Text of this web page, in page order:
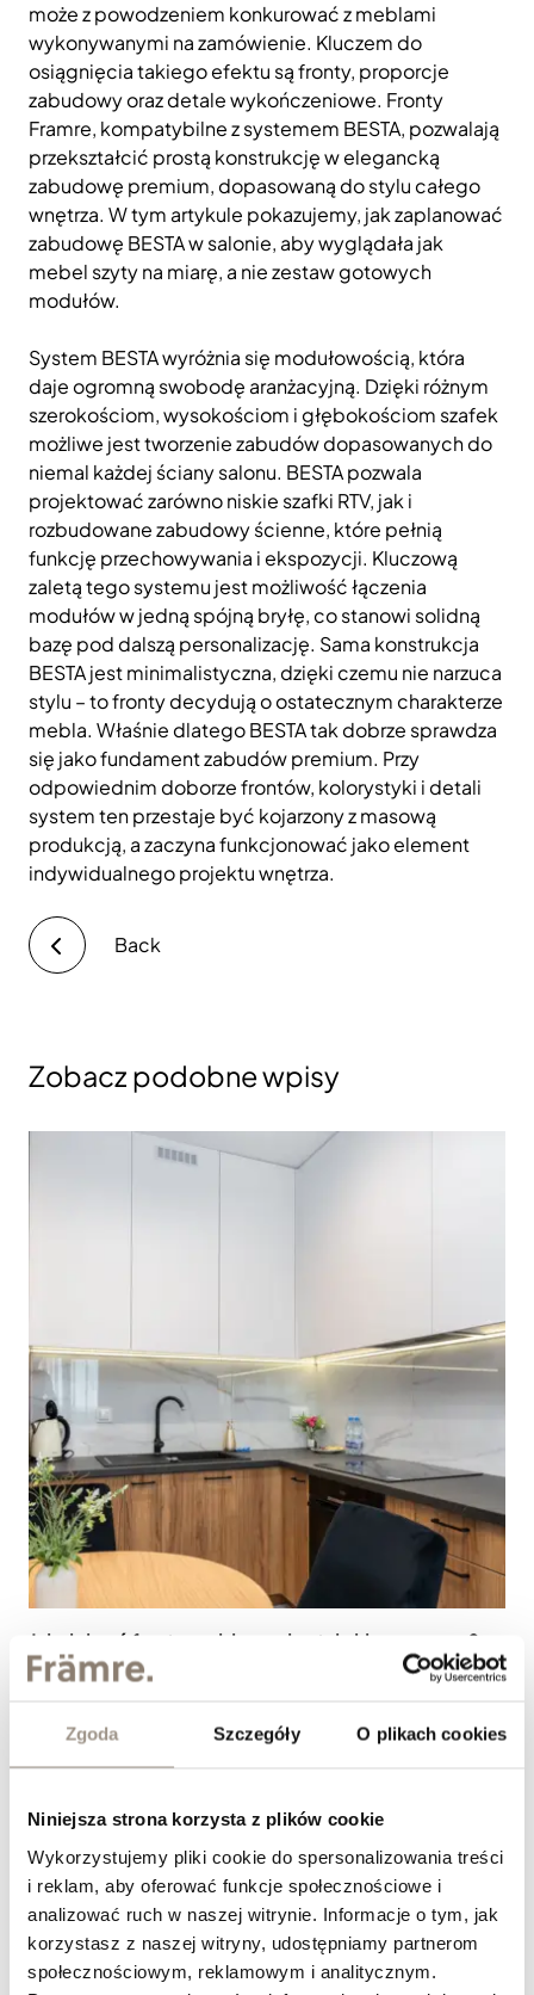
Zgoda Szczegóły O plikach cookies
Niniejsza strona korzysta z plików cookie
Wykorzystujemy pliki cookie do spersonalizowania treści
i reklam, aby oferować funkcje społecznościowe i
analizować ruch w naszej witrynie. Informacje o tym, jak
korzystasz z naszej witryny, udostępniamy partnerom
społecznościowym, reklamowym i analitycznym.
może z powodzeniem konkurować z meblami
wykonywanymi na zamówienie. Kluczem do
osiągnięcia takiego efektu są fronty, proporcje
zabudowy oraz detale wykończeniowe. Fronty
Framre, kompatybilne z systemem BESTA, pozwalają
przekształcić prostą konstrukcję w elegancką
zabudowę premium, dopasowaną do stylu całego
wnętrza. W tym artykule pokazujemy, jak zaplanować
zabudowę BESTA w salonie, aby wyglądała jak
mebel szyty na miarę, a nie zestaw gotowych
modułów.
System BESTA wyróżnia się modułowością, która
daje ogromną swobodę aranżacyjną. Dzięki różnym
szerokościom, wysokościom i głębokościom szafek
możliwe jest tworzenie zabudów dopasowanych do
niemal każdej ściany salonu. BESTA pozwala
projektować zarówno niskie szafki RTV, jak i
rozbudowane zabudowy ścienne, które pełnią
funkcję przechowywania i ekspozycji. Kluczową
zaletą tego systemu jest możliwość łączenia
modułów w jedną spójną bryłę, co stanowi solidną
bazę pod dalszą personalizację. Sama konstrukcja
BESTA jest minimalistyczna, dzięki czemu nie narzuca
stylu – to fronty decydują o ostatecznym charakterze
mebla. Właśnie dlatego BESTA tak dobrze sprawdza
się jako fundament zabudów premium. Przy
odpowiednim doborze frontów, kolorystyki i detali
system ten przestaje być kojarzony z masową
produkcją, a zaczyna funkcjonować jako element
indywidualnego projektu wnętrza.
Back
Zobacz podobne wpisy
Jak dobrać fronty meblowe do stylu klasycznego?
&nbsp;